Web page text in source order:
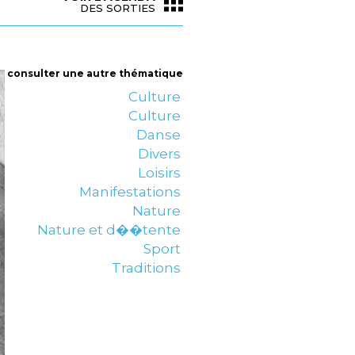
DES SORTIES
consulter une autre thématique
Culture
Culture
Danse
Divers
Loisirs
Manifestations
Nature
Nature et d��tente
Sport
Traditions